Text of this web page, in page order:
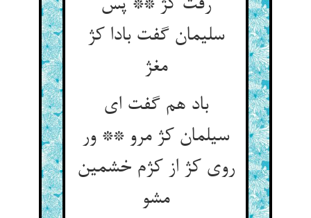
رفت کژ ** پس
سلیمان گفت بادا کژ
مغژ
باد هم گفت ای
سیلمان کژ مرو ** ور
روی کژ از کژم خشمین
مشو